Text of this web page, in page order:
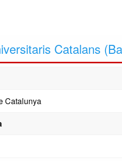
Catalans
Catalunya